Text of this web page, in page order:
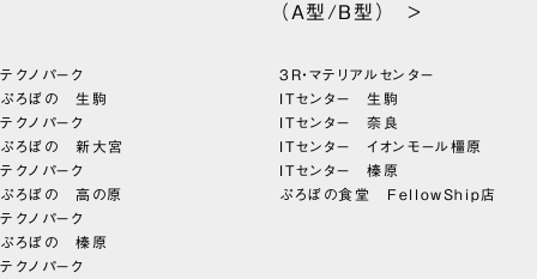
テクノパーク
ぷろぼの 生駒
テクノパーク
ぷろぼの 新大宮
テクノパーク
ぷろぼの 高の原
テクノパーク
ぷろぼの 榛原
テクノパーク
（A型/B型） >
3R・マテリアルセンター
ITセンター 生駒
ITセンター 奈良
ITセンター イオンモール橿原
ITセンター 榛原
ぷろぼの食堂 FellowShip店